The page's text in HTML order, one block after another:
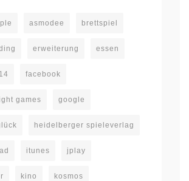
asmodee brettspiel
erweiterung essen
facebook
games google
heidelberger spieleverlag
itunes jplay
kino kosmos